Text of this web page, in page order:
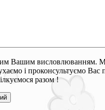
Вашим висловлюванням.
і проконсультуємо Вас
разом !